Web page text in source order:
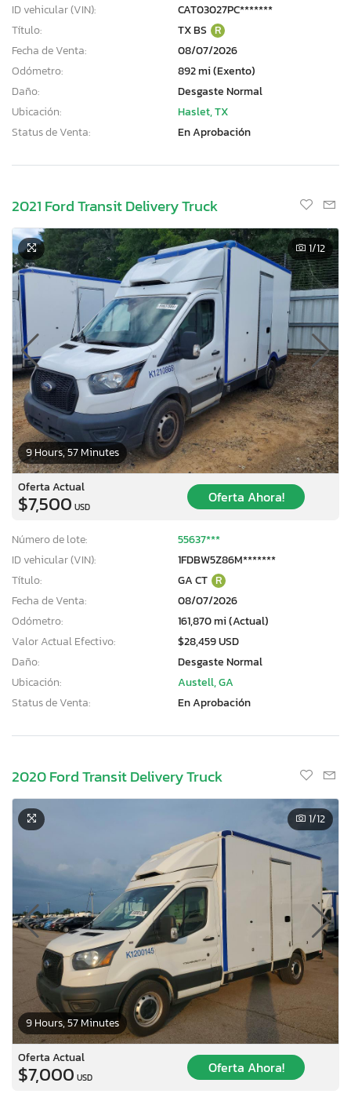
ID vehicular (VIN):
CAT03027PC*******
Título:
TX BS R
Fecha de Venta:
08/07/2026
Odómetro:
892 mi (Exento)
Daño:
Desgaste Normal
Ubicación:
Haslet, TX
Status de Venta:
En Aprobación
2021 Ford Transit Delivery Truck
9 Hours, 57 Minutes
1/12
Oferta Actual
$7,500 USD
Oferta Ahora!
Número de lote:
55637***
ID vehicular (VIN):
1FDBW5Z86M*******
Título:
GA CT R
Fecha de Venta:
08/07/2026
Odómetro:
161,870 mi (Actual)
Valor Actual Efectivo:
$28,459 USD
Daño:
Desgaste Normal
Ubicación:
Austell, GA
Status de Venta:
En Aprobación
2020 Ford Transit Delivery Truck
9 Hours, 57 Minutes
1/12
Oferta Actual
$7,000 USD
Oferta Ahora!
×